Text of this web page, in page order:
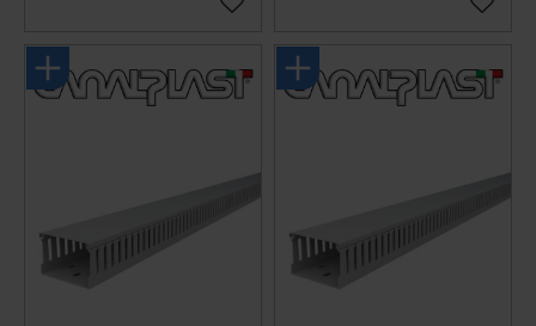
Lägg till i favoriter Lägg